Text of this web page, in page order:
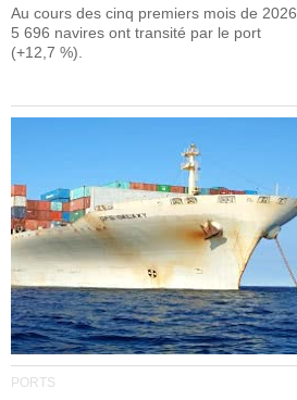
Au cours des cinq premiers mois de 2026,
5 696 navires ont transité par le port
(+12,7 %).
PORTS